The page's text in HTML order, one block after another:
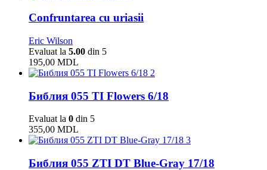
Confruntarea cu uriasii
Eric Wilson
Evaluat la 5.00 din 5
195,00 MDL
2
Библия 055 TI Flowers 6/18
Evaluat la 0 din 5
355,00 MDL
3
Библия 055 ZTI DT Blue-Gray 17/18